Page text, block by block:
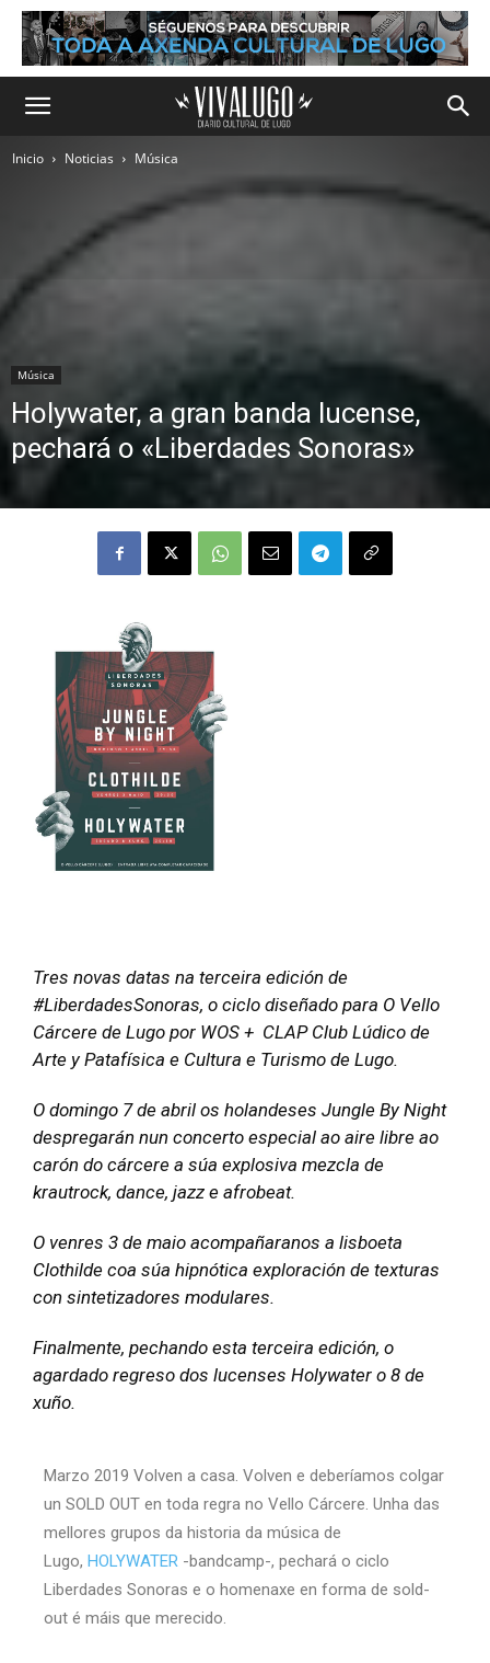
Inicio Noticias Música
Música
Holywater, a gran banda lucense,
pechará o «Liberdades Sonoras»
Tres novas datas na terceira edición de
#LiberdadesSonoras, o ciclo diseñado para O Vello
Cárcere de Lugo por WOS + CLAP Club Lúdico de
Arte y Patafísica e Cultura e Turismo de Lugo.
O domingo 7 de abril os holandeses Jungle By Night
despregarán nun concerto especial ao aire libre ao
carón do cárcere a súa explosiva mezcla de
krautrock, dance, jazz e afrobeat.
O venres 3 de maio acompañaranos a lisboeta
Clothilde coa súa hipnótica exploración de texturas
con sintetizadores modulares.
Finalmente, pechando esta terceira edición, o
agardado regreso dos lucenses Holywater o 8 de
xuño.
Marzo 2019 Volven a casa. Volven e deberíamos colgar
un SOLD OUT en toda regra no Vello Cárcere. Unha das
mellores grupos da historia da música de
Lugo, HOLYWATER -bandcamp-, pechará o ciclo
Liberdades Sonoras e o homenaxe en forma de sold-
out é máis que merecido.